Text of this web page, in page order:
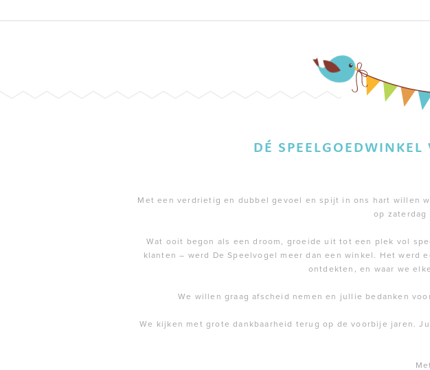
DÉ
Met een verdrietig en dubbel gevoel en spijt in ons hart willen
op zaterdag
Wat ooit begon als een droom, groeide uit tot een plek vol
klanten – werd De Speelvogel meer dan een winkel. Het werd
ontdekten, en waar we
We willen graag afscheid nemen en jullie bedanken
We kijken met grote dankbaarheid terug op de voorbije jaren.